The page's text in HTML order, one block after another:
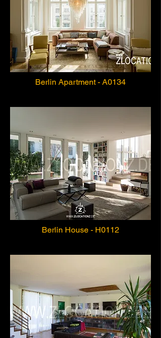
Berlin Apartment - A0134
Berlin House - H0112